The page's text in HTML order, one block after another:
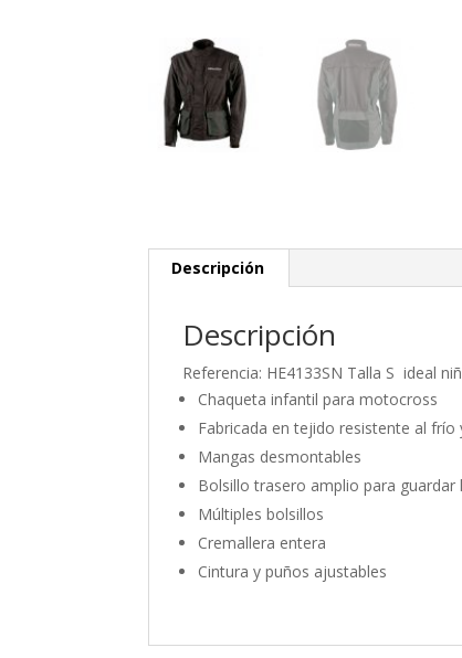
Descripción
Descripción
Referencia: HE4133SN Talla S ideal
Chaqueta infantil para motocross
Fabricada en tejido resistente al frío
Mangas desmontables
Bolsillo trasero amplio para guardar
Múltiples bolsillos
Cremallera entera
Cintura y puños ajustables